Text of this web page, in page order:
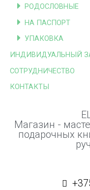
РОДОСЛОВНЫЕ
НА ПАСПОРТ
УПАКОВКА
ИНДИВИДУАЛЬНЫЙ
СОТРУДНИЧЕСТВО
КОНТАКТЫ
Магазин -
подарочных